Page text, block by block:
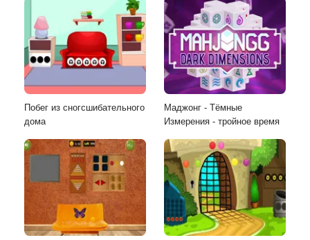
Побег из сногсшибательного
дома
Маджонг - Тёмные
Измерения - тройное время